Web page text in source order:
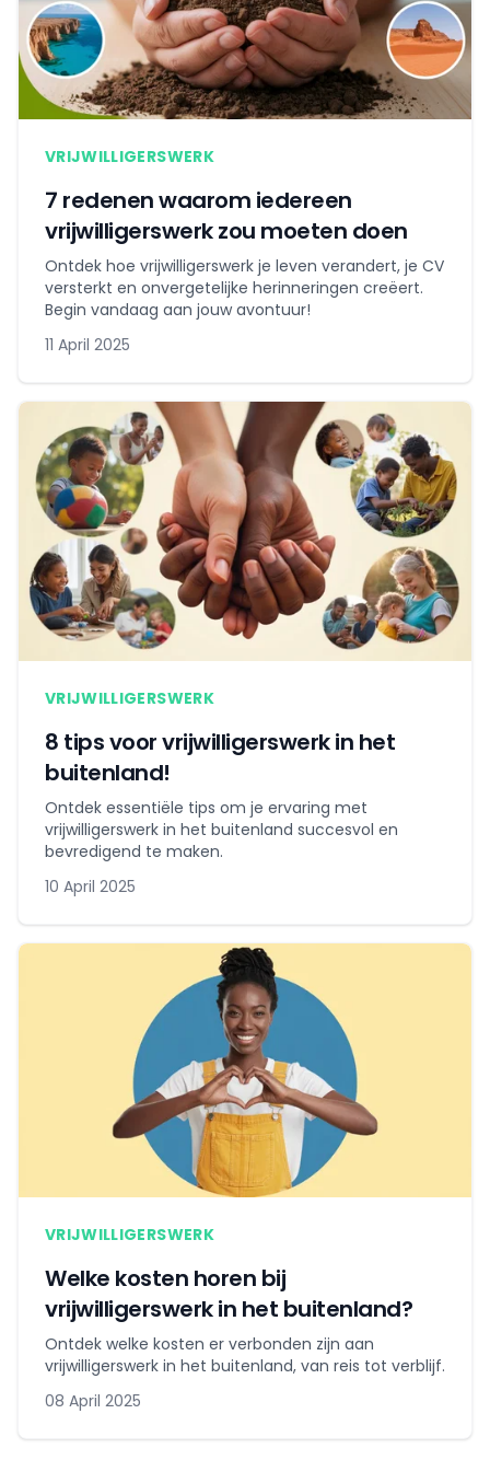
VRIJWILLIGERSWERK
7 redenen waarom iedereen
vrijwilligerswerk zou moeten doen
Ontdek hoe vrijwilligerswerk je leven verandert, je CV
versterkt en onvergetelijke herinneringen creëert.
Begin vandaag aan jouw avontuur!
11 April 2025
VRIJWILLIGERSWERK
8 tips voor vrijwilligerswerk in het
buitenland!
Ontdek essentiële tips om je ervaring met
vrijwilligerswerk in het buitenland succesvol en
bevredigend te maken.
10 April 2025
VRIJWILLIGERSWERK
Welke kosten horen bij
vrijwilligerswerk in het buitenland?
Ontdek welke kosten er verbonden zijn aan
vrijwilligerswerk in het buitenland, van reis tot verblijf.
08 April 2025